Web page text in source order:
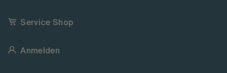
Service Shop
Anmelden